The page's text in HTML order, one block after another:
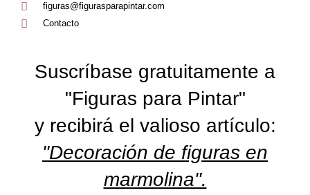
figuras@figurasparapintar.com
Contacto
Suscríbase gratuitamente a
"Figuras para Pintar"
y recibirá el valioso artículo:
"Decoración de figuras en
marmolina".